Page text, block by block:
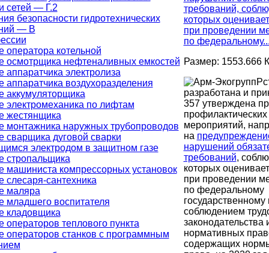
сетей — Г.2
безопасности гидротехнических
— В
оператора котельной
осмотрщика нефтеналивных емкостей
аппаратчика электролиза
аппаратчика воздухоразделения
аккумуляторщика
электромеханика по лифтам
жестянщика
монтажника наружных трубопроводов
сварщика дуговой сварки
электродом в защитном газе
стропальщика
машиниста компрессорных установок
слесаря-сантехника
маляра
младшего воспитателя
кладовщика
операторов теплового пункта
операторов станков с программным
требований,
которых
при проведении
по
Размер: 1553.666
разработана и
357 утверждена
профилактических
мероприятий,
на
нарушений
требований,
которых
при проведении
по федеральному
государственному
соблюдением
законодательства
нормативных
содержащих